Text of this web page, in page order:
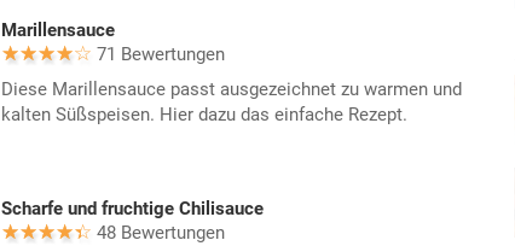
Marillensauce
71 Bewertungen
Diese Marillensauce passt ausgezeichnet zu warmen und
kalten Süßspeisen. Hier dazu das einfache Rezept.
Scharfe und fruchtige Chilisauce
48 Bewertungen